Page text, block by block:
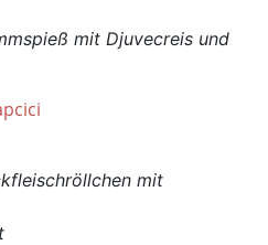
mit Djuvecreis und
mit